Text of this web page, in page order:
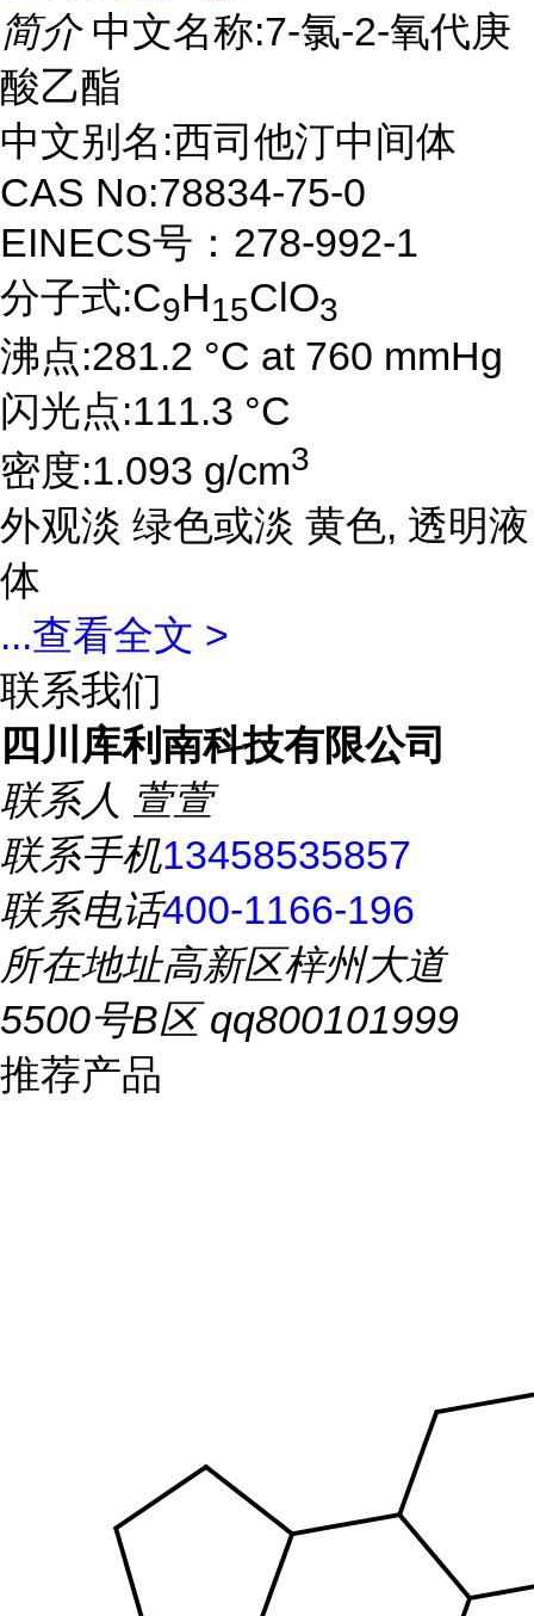
简介 中文名称:7-氯-2-氧代庚
酸乙酯
中文别名:西司他汀中间体
CAS No:78834-75-0
EINECS号：278-992-1
分子式:C9H15ClO3
沸点:281.2 °C at 760 mmHg
闪光点:111.3 °C
密度:1.093 g/cm3
外观淡 绿色或淡 黄色, 透明液
体
...查看全文 >
联系我们
四川库利南科技有限公司
联系人 萱萱
联系手机13458535857
联系电话400-1166-196
所在地址高新区梓州大道
5500号B区 qq800101999
推荐产品